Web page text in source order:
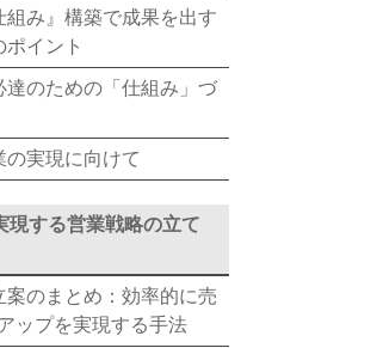
組み』構築で成果を出す
ポイント
達のための「仕組み」づ
の実現に向けて
現する営業戦略の立て
案のまとめ：効率的に売
ップを実現する手法